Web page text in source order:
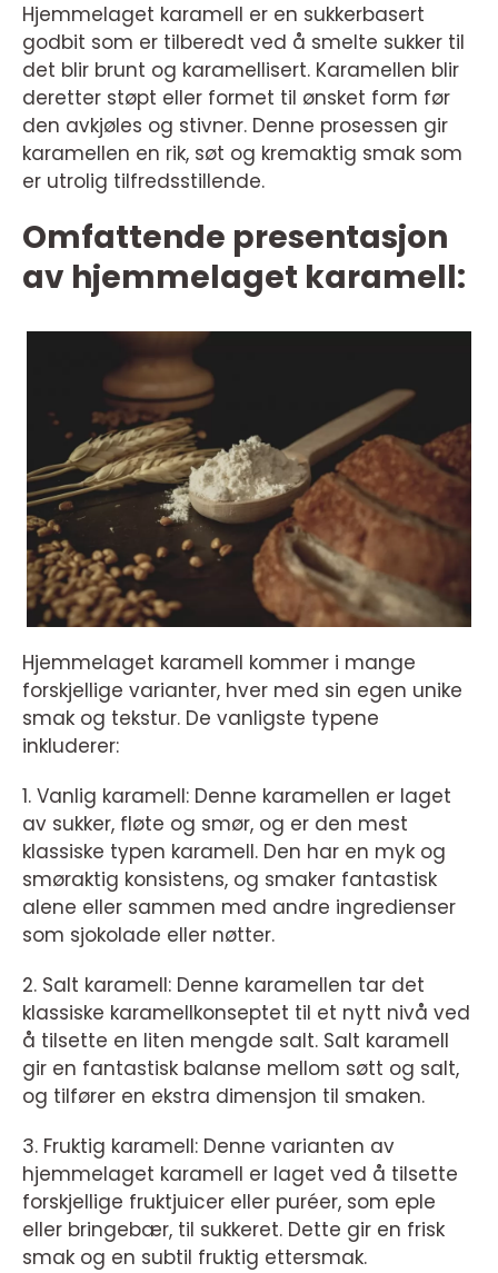
Hjemmelaget karamell er en sukkerbasert
godbit som er tilberedt ved å smelte sukker til
det blir brunt og karamellisert. Karamellen blir
deretter støpt eller formet til ønsket form før
den avkjøles og stivner. Denne prosessen gir
karamellen en rik, søt og kremaktig smak som
er utrolig tilfredsstillende.
Omfattende presentasjon
av hjemmelaget karamell:
Hjemmelaget karamell kommer i mange
forskjellige varianter, hver med sin egen unike
smak og tekstur. De vanligste typene
inkluderer:
1. Vanlig karamell: Denne karamellen er laget
av sukker, fløte og smør, og er den mest
klassiske typen karamell. Den har en myk og
smøraktig konsistens, og smaker fantastisk
alene eller sammen med andre ingredienser
som sjokolade eller nøtter.
2. Salt karamell: Denne karamellen tar det
klassiske karamellkonseptet til et nytt nivå ved
å tilsette en liten mengde salt. Salt karamell
gir en fantastisk balanse mellom søtt og salt,
og tilfører en ekstra dimensjon til smaken.
3. Fruktig karamell: Denne varianten av
hjemmelaget karamell er laget ved å tilsette
forskjellige fruktjuicer eller puréer, som eple
eller bringebær, til sukkeret. Dette gir en frisk
smak og en subtil fruktig ettersmak.